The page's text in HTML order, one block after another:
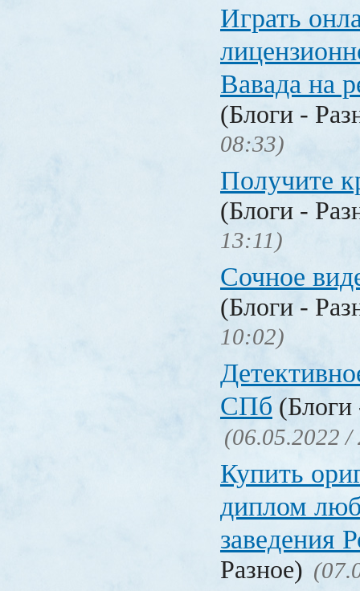
Играть
Вавада на
(Блоги -
08:33)
Получите
(Блоги -
13:11)
Сочное
(Блоги -
10:02)
СПб (Блоги
(06.05.2022 /
Купить
диплом
заведения
Разное)